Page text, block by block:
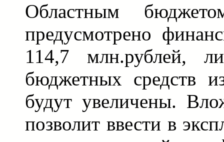
Областным
предусмотрено
114,7 млн.рублей,
бюджетных средств
будут увеличены.
позволит ввести в